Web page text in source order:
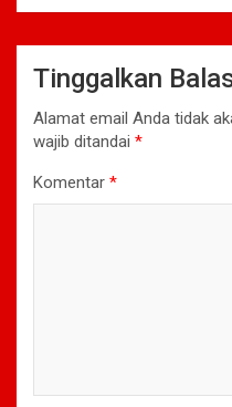
Tinggalkan
Alamat email Anda tidak
wajib ditandai *
Komentar *